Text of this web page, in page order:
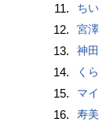
11. ち
12. 宮
13. 神
14. く
15. マ
16. 寿